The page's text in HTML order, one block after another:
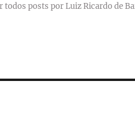
todos posts por Luiz Ricardo de